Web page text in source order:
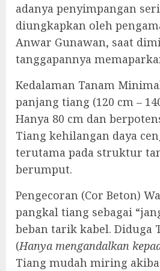
adanya penyimpangan
diungkapkan oleh
Anwar Gunawan, saat
tanggapannya
Kedalaman Tanam
panjang tiang (120 cm –
Hanya 80 cm dan
Tiang kehilangan daya
terutama pada struktur
berumput.
Pengecoran (Cor Beton)
pangkal tiang sebagai
beban tarik kabel. Diduga
(Hanya mengandalkan
Tiang mudah miring